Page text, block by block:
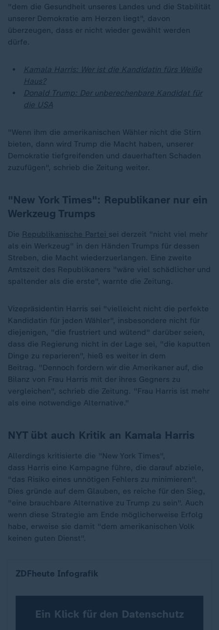
"dem die Gesundheit unseres Landes und die Stabilität
unserer Demokratie am Herzen liegt", davon
überzeugen, dass er nicht wieder gewählt werden
dürfe.
Kamala Harris: Wer ist die Kandidatin fürs Weiße
Haus?
Donald Trump: Der unberechenbare Kandidat für
die USA
"Wenn ihm die amerikanischen Wähler nicht die Stirn
bieten, dann wird Trump die Macht haben, unserer
Demokratie tiefgreifenden und dauerhaften Schaden
zuzufügen", schrieb die Zeitung weiter.
"New York Times": Republikaner nur ein
Werkzeug Trumps
Die Republikanische Partei sei derzeit "nicht viel mehr
als ein Werkzeug" in den Händen Trumps für dessen
Streben, die Macht wiederzuerlangen. Eine zweite
Amtszeit des Republikaners "wäre viel schädlicher und
spaltender als die erste", warnte die Zeitung.
Vizepräsidentin Harris sei "vielleicht nicht die perfekte
Kandidatin für jeden Wähler", insbesondere nicht für
diejenigen, "die frustriert und wütend" darüber seien,
dass die Regierung nicht in der Lage sei, "die kaputten
Dinge zu reparieren", hieß es weiter in dem
Beitrag. "Dennoch fordern wir die Amerikaner auf, die
Bilanz von Frau Harris mit der ihres Gegners zu
vergleichen", schrieb die Zeitung. "Frau Harris ist mehr
als eine notwendige Alternative."
NYT übt auch Kritik an Kamala Harris
Allerdings kritisierte die "New York Times",
dass Harris eine Kampagne führe, die darauf abziele,
"das Risiko eines unnötigen Fehlers zu minimieren".
Dies gründe auf dem Glauben, es reiche für den Sieg,
"eine brauchbare Alternative zu Trump zu sein". Auch
wenn diese Strategie am Ende möglicherweise Erfolg
habe, erweise sie damit "dem amerikanischen Volk
keinen guten Dienst".
ZDFheute Infografik
Ein Klick für den Datenschutz